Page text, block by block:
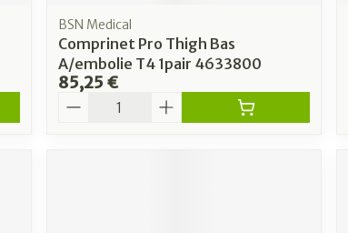
BSN Medical
Comprinet Pro Thigh Bas
A/embolie T4 1pair 4633800
85,25 €
Quantité